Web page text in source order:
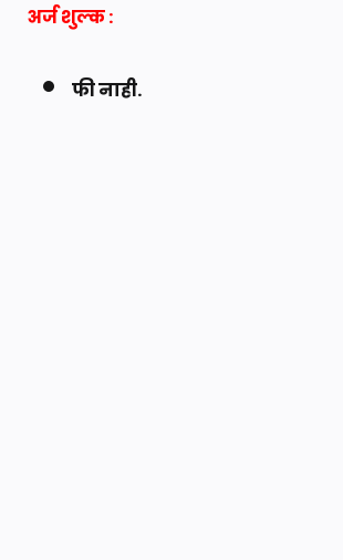
अर्ज शुल्क:
फी नाही.